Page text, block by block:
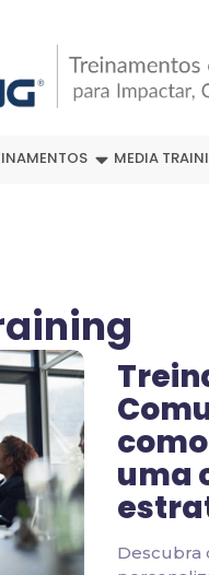
MEDIA
uma
Descubra